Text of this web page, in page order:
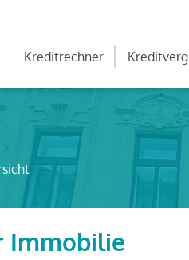
Kreditrechner
Immobilie